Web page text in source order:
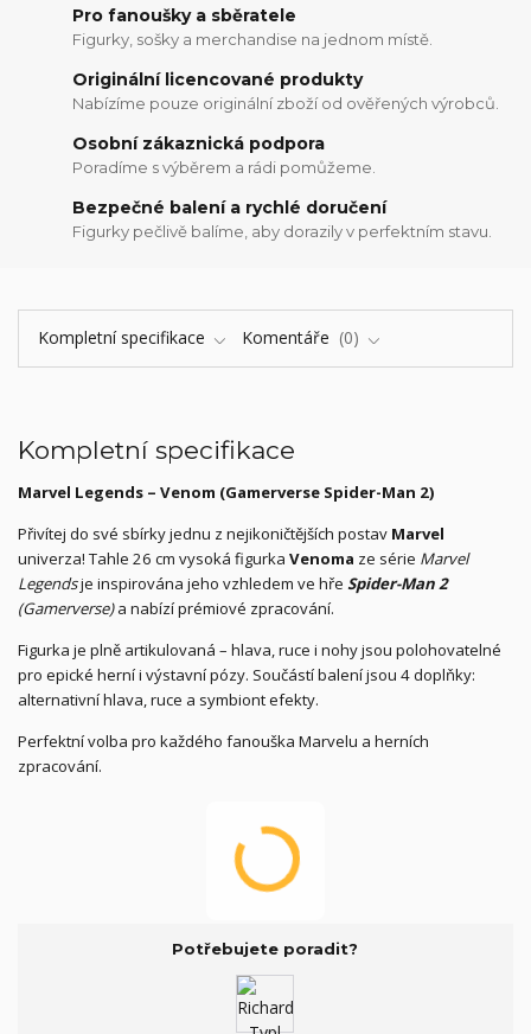
Pro fanoušky a sběratele
Figurky, sošky a merchandise na jednom místě.
Originální licencované produkty
Nabízíme pouze originální zboží od ověřených výrobců.
Osobní zákaznická podpora
Poradíme s výběrem a rádi pomůžeme.
Bezpečné balení a rychlé doručení
Figurky pečlivě balíme, aby dorazily v perfektním stavu.
Kompletní specifikace Komentáře 0
Kompletní specifikace
Marvel Legends – Venom (Gamerverse Spider-Man 2)
Přivítej do své sbírky jednu z nejikoničtějších postav Marvel
univerza! Tahle 26 cm vysoká figurka Venoma ze série Marvel
Legendsje inspirována jeho vzhledem ve hře Spider-Man 2
(Gamerverse)a nabízí prémiové zpracování.
Figurka je plně artikulovaná – hlava, ruce i nohy jsou polohovatelné
pro epické herní i výstavní pózy. Součástí balení jsou 4 doplňky:
alternativní hlava, ruce a symbiont efekty.
Perfektní volba pro každého fanouška Marvelu a herních
zpracování.
Potřebujete poradit?